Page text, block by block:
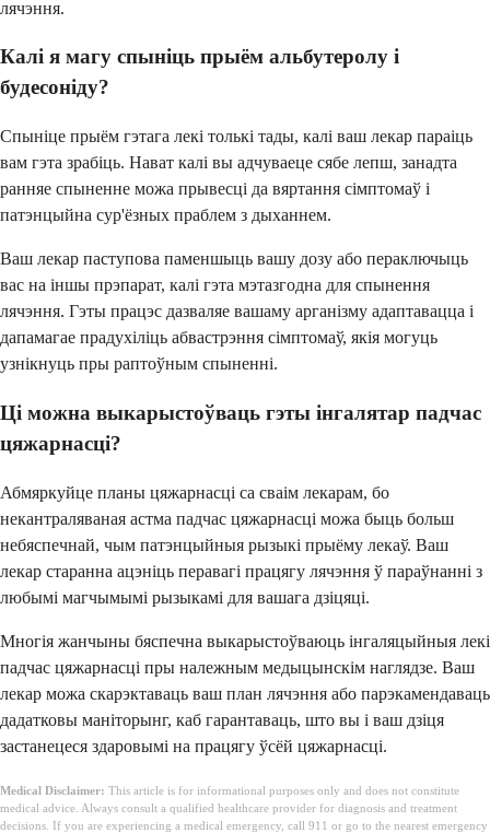
лячэння.
Калі я магу спыніць прыём альбутеролу і
будесоніду?
Спыніце прыём гэтага лекі толькі тады, калі ваш лекар параіць
вам гэта зрабіць. Нават калі вы адчуваеце сябе лепш, занадта
ранняе спыненне можа прывесці да вяртання сімптомаў і
патэнцыйна сур'ёзных праблем з дыханнем.
Ваш лекар паступова паменшыць вашу дозу або пераключыць
вас на іншы прэпарат, калі гэта мэтазгодна для спынення
лячэння. Гэты працэс дазваляе вашаму арганізму адаптавацца і
дапамагае прадухіліць абвастрэння сімптомаў, якія могуць
узнікнуць пры раптоўным спыненні.
Ці можна выкарыстоўваць гэты інгалятар падчас
цяжарнасці?
Абмяркуйце планы цяжарнасці са сваім лекарам, бо
некантраляваная астма падчас цяжарнасці можа быць больш
небяспечнай, чым патэнцыйныя рызыкі прыёму лекаў. Ваш
лекар старанна ацэніць перавагі працягу лячэння ў параўнанні з
любымі магчымымі рызыкамі для вашага дзіцяці.
Многія жанчыны бяспечна выкарыстоўваюць інгаляцыйныя лекі
падчас цяжарнасці пры належным медыцынскім наглядзе. Ваш
лекар можа скарэктаваць ваш план лячэння або парэкамендаваць
дадатковы маніторынг, каб гарантаваць, што вы і ваш дзіця
застанецеся здаровымі на працягу ўсёй цяжарнасці.
Medical Disclaimer: This article is for informational purposes only and does not constitute
medical advice. Always consult a qualified healthcare provider for diagnosis and treatment
decisions. If you are experiencing a medical emergency, call 911 or go to the nearest emergency